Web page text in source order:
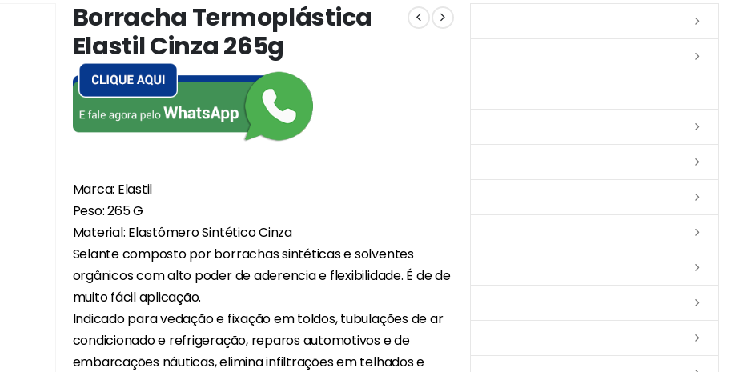
Borracha Termoplástica
Elastil Cinza 265g
Marca: Elastil
Peso: 265 G
Material: Elastômero Sintético Cinza
Selante composto por borrachas sintéticas e solventes
orgânicos com alto poder de aderencia e flexibilidade. É de de
muito fácil aplicação.
Indicado para vedação e fixação em toldos, tubulações de ar
condicionado e refrigeração, reparos automotivos e de
embarcações náuticas, elimina infiltrações em telhados e